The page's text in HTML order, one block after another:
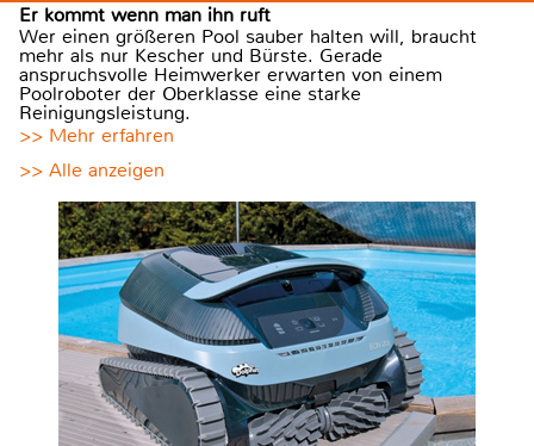
Er kommt wenn man ihn ruft
Wer einen größeren Pool sauber halten will, braucht
mehr als nur Kescher und Bürste. Gerade
anspruchsvolle Heimwerker erwarten von einem
Poolroboter der Oberklasse eine starke
Reinigungsleistung.
>> Mehr erfahren
>> Alle anzeigen